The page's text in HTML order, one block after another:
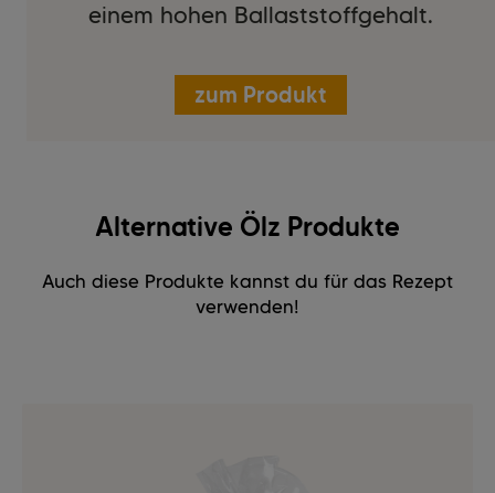
einem hohen Ballaststoffgehalt.
zum Produkt
Alternative Ölz Produkte
Auch diese Produkte kannst du für das Rezept
verwenden!